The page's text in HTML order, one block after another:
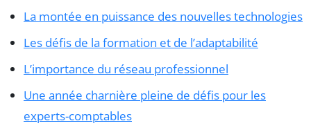
La montée en puissance des nouvelles technologies
Les défis de la formation et de l’adaptabilité
L’importance du réseau professionnel
Une année charnière pleine de défis pour les
experts-comptables